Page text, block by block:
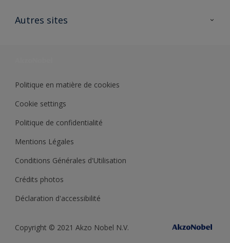
Ouvrir un magasin PASS
Autres sites
Politique en matière de cookies
Cookie settings
Politique de confidentialité
Mentions Légales
Conditions Générales d'Utilisation
Crédits photos
Déclaration d'accessibilité
Copyright © 2021 Akzo Nobel N.V.